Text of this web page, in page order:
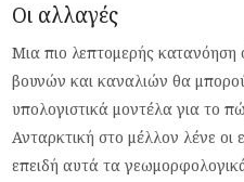
Οι αλλαγές
Μια πιο λεπτομερής
βουνών και καναλιών θα
υπολογιστικά μοντέλα για το
Ανταρκτική στο μέλλον λένε οι
επειδή αυτά τα